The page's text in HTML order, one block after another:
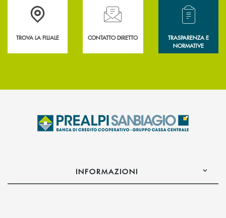
Accedi all' elenco completo delle filiali .
TROVA LA FILIALE
Hai bisogno di assistenza immediata?
CONTATTO DIRETTO
Hai bisogno di
TRASPARENZA E
NORMATIVE
INFORMAZIONI